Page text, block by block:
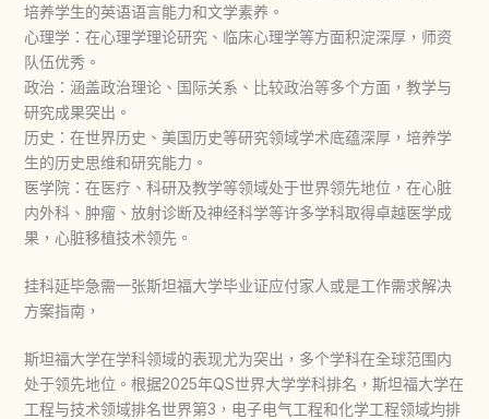
培养学生的英语语言能力和文学素养。
心理学：在心理学理论研究、临床心理学等方面积淀深厚，师资
队伍优秀。
政治：涵盖政治理论、国际关系、比较政治等多个方面，教学与
研究成果突出。
历史：在世界历史、美国历史等研究领域学术底蕴深厚，培养学
生的历史思维和研究能力。
医学院：在医疗、科研及教学等领域处于世界领先地位，在心脏
内外科、肿瘤、放射诊断及神经科学等许多学科取得卓越医学成
果，心脏移植技术领先。
挂科延毕急需一张斯坦福大学毕业证应付家人或是工作需求解决
方案指南，
斯坦福大学在学科领域的表现尤为突出，多个学科在全球范围内
处于领先地位。根据2025年QS世界大学学科排名，斯坦福大学在
工程与技术领域排名世界第3，电子电气工程和化学工程领域均排